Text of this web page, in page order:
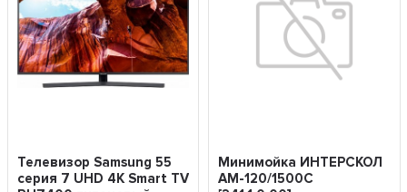
Телевизор Samsung 55
серия 7 UHD 4K Smart TV
Минимойка ИНТЕРСКОЛ
АМ-120/1500C